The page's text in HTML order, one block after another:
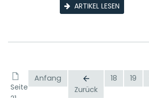
ARTIKEL LESEN
Seite
Anfang
Zurück
18 19